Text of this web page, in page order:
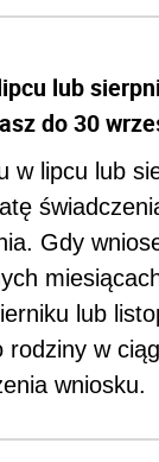
lub
do 30
w lipcu lub
Gdy
lub
rodziny w
wniosku.